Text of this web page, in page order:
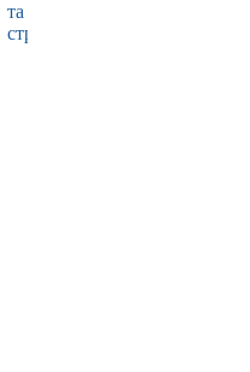
та
страхування